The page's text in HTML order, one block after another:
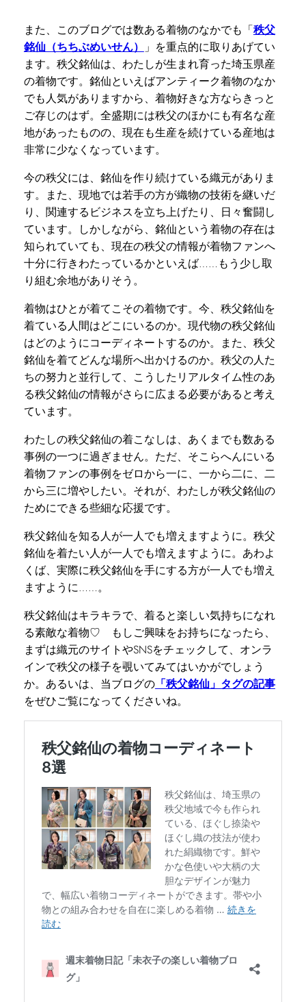
また、このブログでは数ある着物のなかでも「秩父
銘仙（ちちぶめいせん） 」を重点的に取りあげてい
ます。秩父銘仙は、わたしが生まれ育った埼玉県産
の着物です。銘仙といえばアンティーク着物のなか
でも人気がありますから、着物好きな方ならきっと
ご存じのはず。全盛期には秩父のほかにも有名な産
地があったものの、現在も生産を続けている産地は
非常に少なくなっています。
今の秩父には、銘仙を作り続けている織元がありま
す。また、現地では若手の方が織物の技術を継いだ
り、関連するビジネスを立ち上げたり、日々奮闘し
ています。しかしながら、銘仙という着物の存在は
知られていても、現在の秩父の情報が着物ファンへ
十分に行きわたっているかといえば……もう少し取
り組む余地がありそう。
着物はひとが着てこその着物です。今、秩父銘仙を
着ている人間はどこにいるのか。現代物の秩父銘仙
はどのようにコーディネートするのか。また、秩父
銘仙を着てどんな場所へ出かけるのか。秩父の人た
ちの努力と並行して、こうしたリアルタイム性のあ
る秩父銘仙の情報がさらに広まる必要があると考え
ています。
わたしの秩父銘仙の着こなしは、あくまでも数ある
事例の一つに過ぎません。ただ、そこらへんにいる
着物ファンの事例をゼロから一に、一から二に、二
から三に増やしたい。それが、わたしが秩父銘仙の
ためにできる些細な応援です。
秩父銘仙を知る人が一人でも増えますように。秩父
銘仙を着たい人が一人でも増えますように。あわよ
くば、実際に秩父銘仙を手にする方が一人でも増え
ますように……。
秩父銘仙はキラキラで、着ると楽しい気持ちになれ
る素敵な着物♡ もしご興味をお持ちになったら、
まずは織元のサイトやSNSをチェックして、オンラ
インで秩父の様子を覗いてみてはいかがでしょう
か。あるいは、当ブログの「秩父銘仙」タグの記事
をぜひご覧になってくださいね。